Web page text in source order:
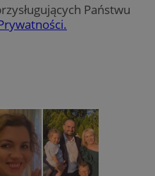
Państwu